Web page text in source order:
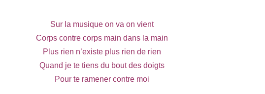
Sur la musique on va on vient
Corps contre corps main dans la main
Plus rien n’existe plus rien de rien
Quand je te tiens du bout des doigts
Pour te ramener contre moi